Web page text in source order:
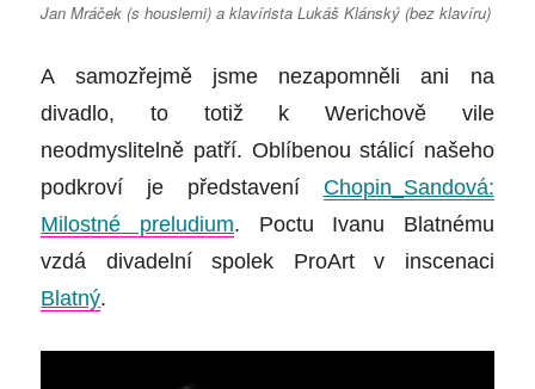
Jan Mráček (s houslemi) a klavírista Lukáš Klánský (bez klavíru)
A samozřejmě jsme nezapomněli ani na
divadlo, to totiž k Werichově vile
neodmyslitelně patří. Oblíbenou stálicí našeho
podkroví je představení Chopin_Sandová:
Milostné preludium. Poctu Ivanu Blatnému
vzdá divadelní spolek ProArt v inscenaci
Blatný.